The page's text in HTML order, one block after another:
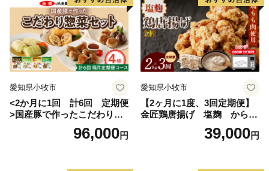
はじめとする歴史的建造物なども多く残されています。
【お知らせ】
寄附金額については、返礼品の価格変更に伴い随時変更
すようお願いいたします。
愛知県小牧市
<2か月に1回 計6回 定期便
>国産豚で作ったこだわり惣
96,000円
愛知県小牧市
【2ヶ月に1度、3回定期便】
金匠鶏唐揚げ 塩麹 からあ
39,000円